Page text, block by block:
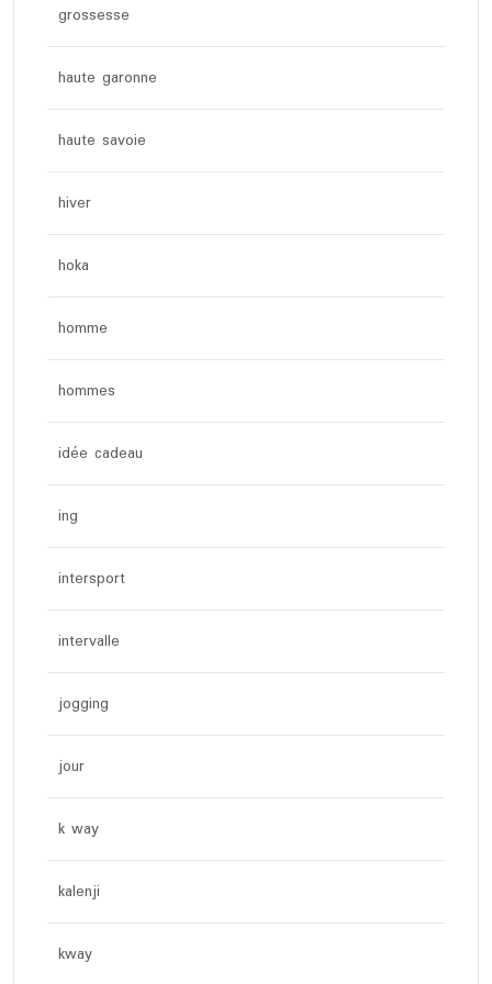
grossesse
haute garonne
haute savoie
hiver
hoka
homme
hommes
idée cadeau
ing
intersport
intervalle
jogging
jour
k way
kalenji
kway